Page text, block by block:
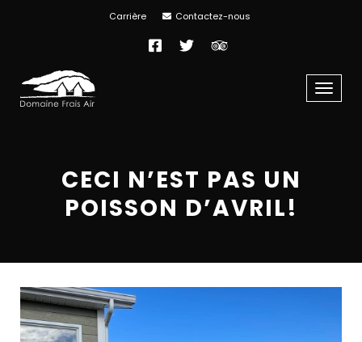
Carrière Contactez-nous
Facebook
TwitterTripAdvisor
Menu
CECI N’EST PAS UN
POISSON D’AVRIL!